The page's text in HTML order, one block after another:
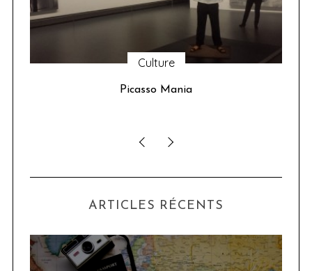
Culture
Picasso Mania
ARTICLES RÉCENTS